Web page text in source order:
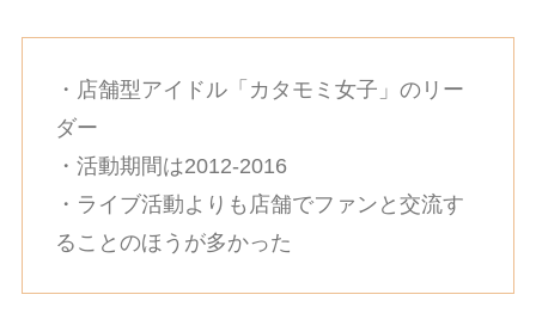
・店舗型アイドル「カタモミ女子」のリー
ダー
・活動期間は2012-2016
・ライブ活動よりも店舗でファンと交流す
ることのほうが多かった